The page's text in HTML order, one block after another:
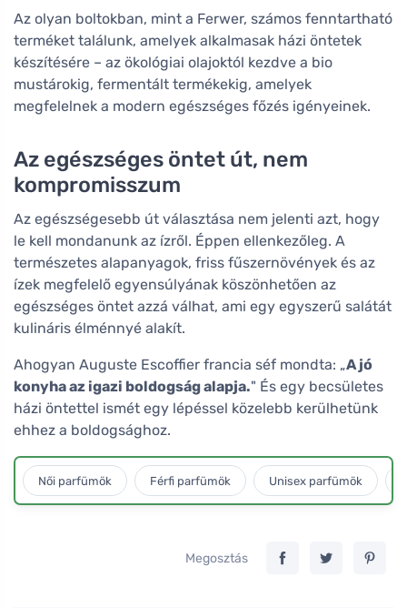
Az olyan boltokban, mint a Ferwer, számos fenntartható
terméket találunk, amelyek alkalmasak házi öntetek
készítésére – az ökológiai olajoktól kezdve a bio
mustárokig, fermentált termékekig, amelyek
megfelelnek a modern egészséges főzés igényeinek.
Az egészséges öntet út, nem
kompromisszum
Az egészségesebb út választása nem jelenti azt, hogy
le kell mondanunk az ízről. Éppen ellenkezőleg. A
természetes alapanyagok, friss fűszernövények és az
ízek megfelelő egyensúlyának köszönhetően az
egészséges öntet azzá válhat, ami egy egyszerű salátát
kulináris élménnyé alakít.
Ahogyan Auguste Escoffier francia séf mondta: „A jó
konyha az igazi boldogság alapja." És egy becsületes
házi öntettel ismét egy lépéssel közelebb kerülhetünk
ehhez a boldogsághoz.
Női parfümök Férfi parfümök Unisex parfümök
Megosztás